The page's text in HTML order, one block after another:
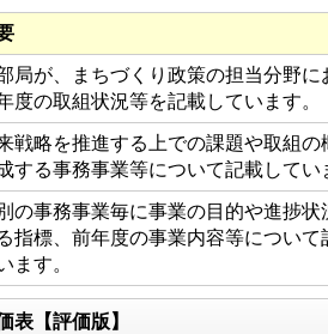
局が、まちづくり政策の担当分野に
度の取組状況等を記載しています。
戦略を推進する上での課題や取組の
する事務事業等について記載してい
の事務事業毎に事業の目的や進捗状
指標、前年度の事業内容等について
ます。
表【評価版】